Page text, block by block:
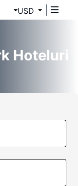
USD
Hoteluri